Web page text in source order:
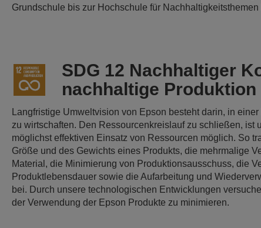
Grundschule bis zur Hochschule für Nachhaltigkeitsthemen
SDG 12 Nachhaltiger
nachhaltige Produktion
Langfristige Umweltvision von Epson besteht darin, in
zu wirtschaften. Den Ressourcenkreislauf zu schließen, ist
möglichst effektiven Einsatz von Ressourcen möglich. So
Größe und des Gewichts eines Produkts, die mehrmalige
Material, die Minimierung von Produktionsausschuss, die
Produktlebensdauer sowie die Aufarbeitung und
bei. Durch unsere technologischen Entwicklungen
der Verwendung der Epson Produkte zu minimieren.